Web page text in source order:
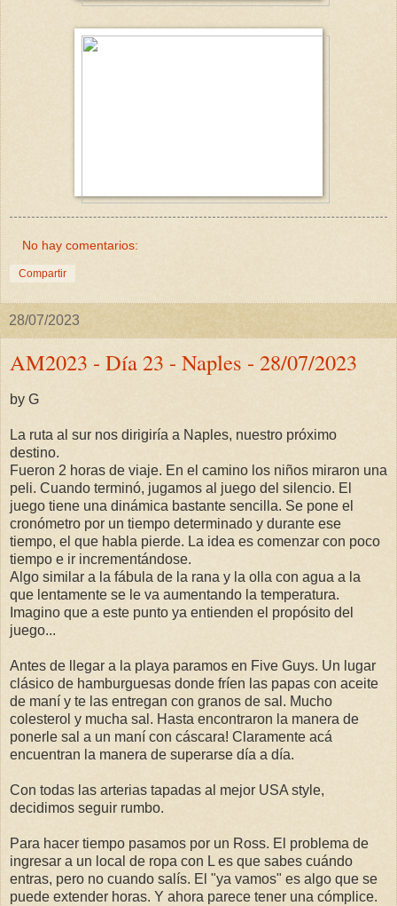
No hay comentarios:
Compartir
28/07/2023
AM2023 - Día 23 - Naples - 28/07/2023
by G
La ruta al sur nos dirigiría a Naples, nuestro próximo
destino.
Fueron 2 horas de viaje. En el camino los niños miraron una
peli. Cuando terminó, jugamos al juego del silencio. El
juego tiene una dinámica bastante sencilla. Se pone el
cronómetro por un tiempo determinado y durante ese
tiempo, el que habla pierde. La idea es comenzar con poco
tiempo e ir incrementándose.
Algo similar a la fábula de la rana y la olla con agua a la
que lentamente se le va aumentando la temperatura.
Imagino que a este punto ya entienden el propósito del
juego...
Antes de llegar a la playa paramos en Five Guys. Un lugar
clásico de hamburguesas donde fríen las papas con aceite
de maní y te las entregan con granos de sal. Mucho
colesterol y mucha sal. Hasta encontraron la manera de
ponerle sal a un maní con cáscara! Claramente acá
encuentran la manera de superarse día a día.
Con todas las arterias tapadas al mejor USA style,
decidimos seguir rumbo.
Para hacer tiempo pasamos por un Ross. El problema de
ingresar a un local de ropa con L es que sabes cuándo
entras, pero no cuando salís. El "ya vamos" es algo que se
puede extender horas. Y ahora parece tener una cómplice.